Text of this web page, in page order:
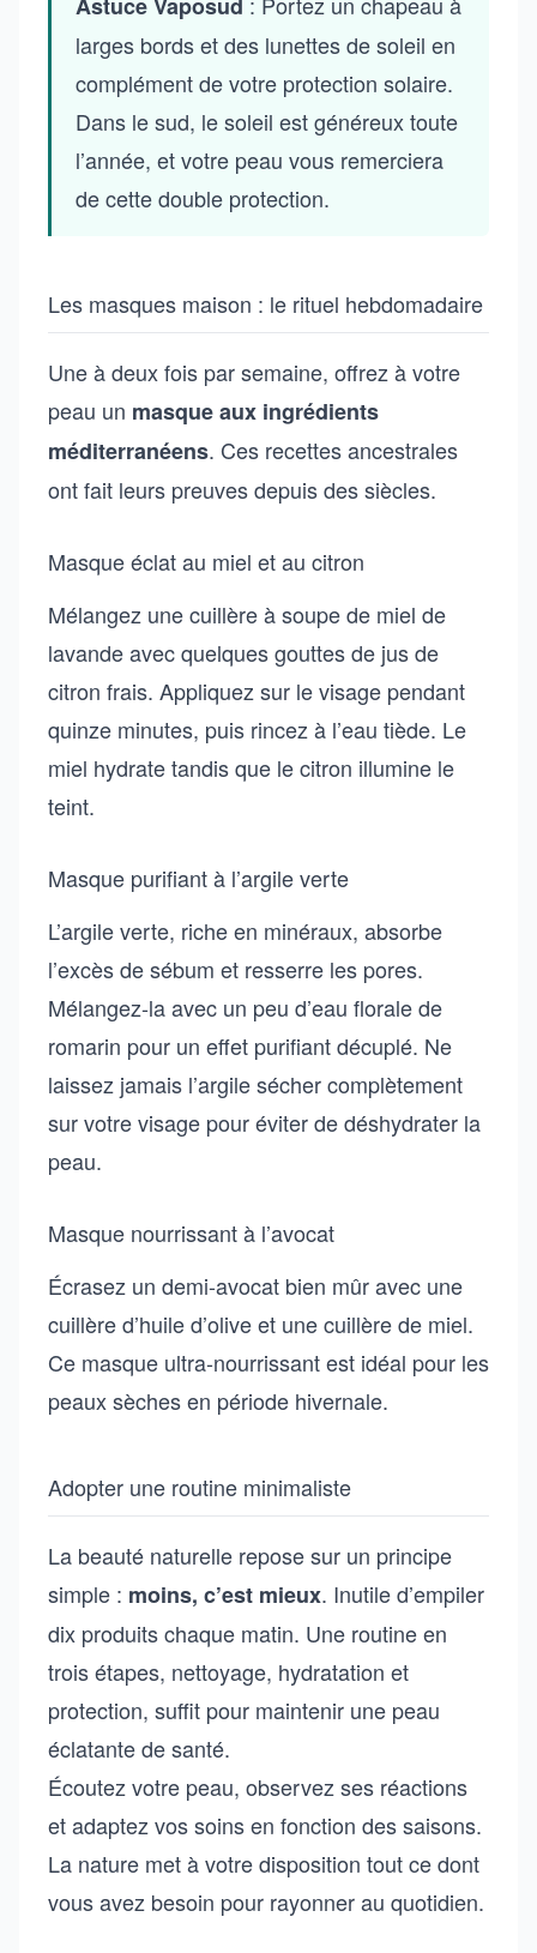
larges bords et des lunettes de soleil en
complément de votre protection solaire.
Dans le sud, le soleil est généreux toute
l’année, et votre peau vous remerciera
de cette double protection.
Les masques maison : le rituel hebdomadaire
Une à deux fois par semaine, offrez à votre
peau un masque aux ingrédients
méditerranéens. Ces recettes ancestrales
ont fait leurs preuves depuis des siècles.
Masque éclat au miel et au citron
Mélangez une cuillère à soupe de miel de
lavande avec quelques gouttes de jus de
citron frais. Appliquez sur le visage pendant
quinze minutes, puis rincez à l’eau tiède. Le
miel hydrate tandis que le citron illumine le
teint.
Masque purifiant à l’argile verte
L’argile verte, riche en minéraux, absorbe
l’excès de sébum et resserre les pores.
Mélangez-la avec un peu d’eau florale de
romarin pour un effet purifiant décuplé. Ne
laissez jamais l’argile sécher complètement
sur votre visage pour éviter de déshydrater la
peau.
Masque nourrissant à l’avocat
Écrasez un demi-avocat bien mûr avec une
cuillère d’huile d’olive et une cuillère de miel.
Ce masque ultra-nourrissant est idéal pour les
peaux sèches en période hivernale.
Adopter une routine minimaliste
La beauté naturelle repose sur un principe
simple : moins, c’est mieux. Inutile d’empiler
dix produits chaque matin. Une routine en
trois étapes, nettoyage, hydratation et
protection, suffit pour maintenir une peau
éclatante de santé.
Écoutez votre peau, observez ses réactions
et adaptez vos soins en fonction des saisons.
La nature met à votre disposition tout ce dont
vous avez besoin pour rayonner au quotidien.